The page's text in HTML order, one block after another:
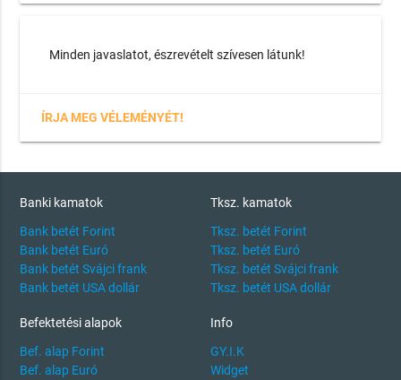
Minden javaslatot, észrevételt szívesen látunk!
ÍRJA MEG VÉLEMÉNYÉT!
Banki kamatok
Bank betét Forint
Bank betét Euró
Bank betét Svájci frank
Bank betét USA dollár
Tksz. kamatok
Tksz. betét Forint
Tksz. betét Euró
Tksz. betét Svájci frank
Tksz. betét USA dollár
Befektetési alapok
Bef. alap Forint
Bef. alap Euró
Info
GY.I.K
Widget